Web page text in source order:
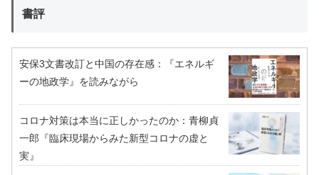
書評
安保3文書改訂と中国の存在感：『エネルギ
ーの地政学』を読みながら
コロナ対策は本当に正しかったのか：青柳貞
一郎『臨床現場からみた新型コロナの虚と
実』